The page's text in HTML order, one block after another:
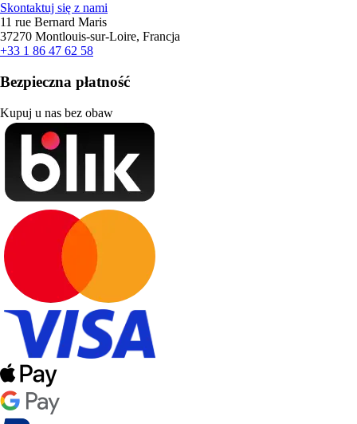
Skontaktuj się z nami
11 rue Bernard Maris
37270 Montlouis-sur-Loire, Francja
+33 1 86 47 62 58
Bezpieczna płatność
Kupuj u nas bez obaw